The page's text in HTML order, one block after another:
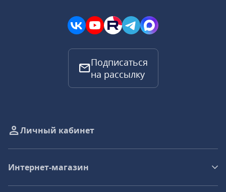
Подписаться
на рассылку
Личный кабинет
Интернет-магазин